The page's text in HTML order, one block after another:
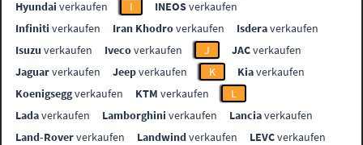
Hyundai verkaufen I INEOSverkaufen
Infiniti verkaufen Iran Khodroverkaufen Isderaverkaufen
Isuzu verkaufen Ivecoverkaufen J JACverkaufen
Jaguarverkaufen Jeepverkaufen K Kiaverkaufen
Koenigseggverkaufen KTM verkaufen
L
Ladaverkaufen Lamborghini verkaufen Lanciaverkaufen
Land-Roververkaufen Landwindverkaufen LEVCverkaufen